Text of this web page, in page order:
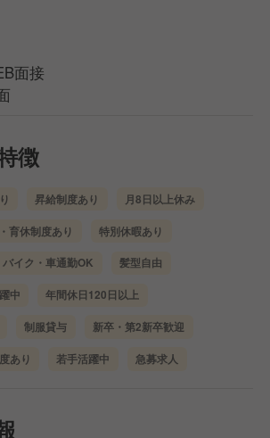
面接
徴
昇給制度あり 月8日以上休み
育休制度あり 特別休暇あり
バイク・車通勤OK 髪型自由
中 年間休日120日以上
制服貸与 新卒・第2新卒歓迎
あり 若手活躍中 急募求人